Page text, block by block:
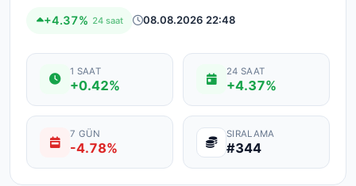
+4.37% 24 saat 08.08.2026 22:48
1 SAAT
+0.42%
24 SAAT
+4.37%
7 GÜN
-4.78%
SIRALAMA
#344